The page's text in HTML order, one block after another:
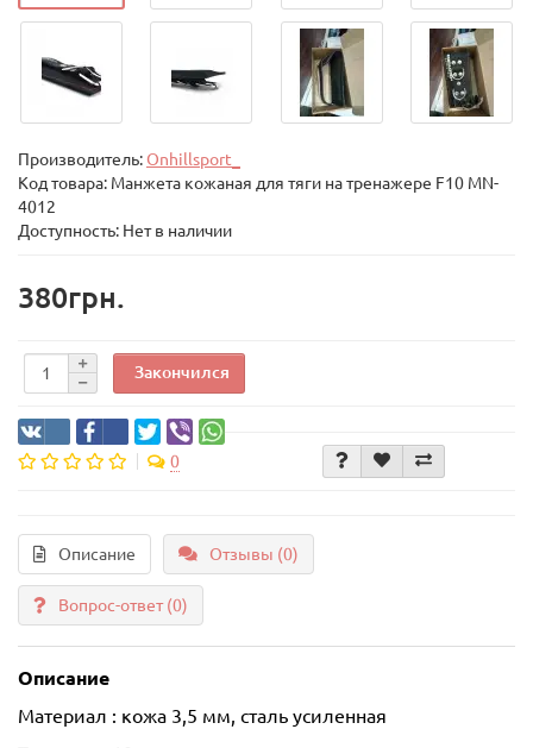
Производитель: Onhillsport_
Код товара: Манжета кожаная для тяги на тренажере F10 MN-
4012
Доступность: Нет в наличии
380грн.
Закончился
0
Описание Отзывы (0)
Вопрос-ответ(0)
Описание
Материал : кожа 3,5 мм, сталь усиленная